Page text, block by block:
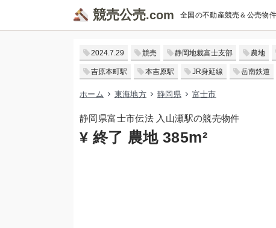
競売公売 全国の不動産競売＆公売物
2024.7.29 競売 静岡地裁富士支部 農地
吉原本町駅 本吉原駅 JR身延線 岳南鉄道
ホーム 東海地方 静岡県 富士市
静岡県富士市伝法 入山瀬駅の競売物件
¥ 終了 農地 385m²